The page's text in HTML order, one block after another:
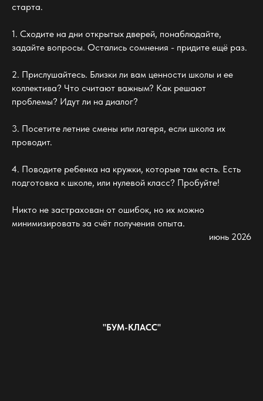
старта.
1. Сходите на дни открытых дверей, понаблюдайте,
задайте вопросы. Остались сомнения - придите ещё раз.
2. Прислушайтесь. Близки ли вам ценности школы и ее
коллектива? Что считают важным? Как решают
проблемы? Идут ли на диалог?
3. Посетите летние смены или лагеря, если школа их
проводит.
4. Поводите ребенка на кружки, которые там есть. Есть
подготовка к школе, или нулевой класс? Пробуйте!
Никто не застрахован от ошибок, но их можно
минимизировать за счёт получения опыта.
июнь 2026
"БУМ-КЛАСС"